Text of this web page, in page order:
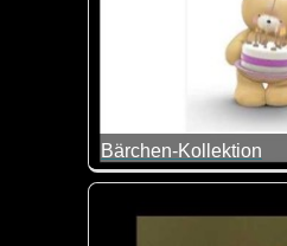
Bärchen-Kollektion
Tolle